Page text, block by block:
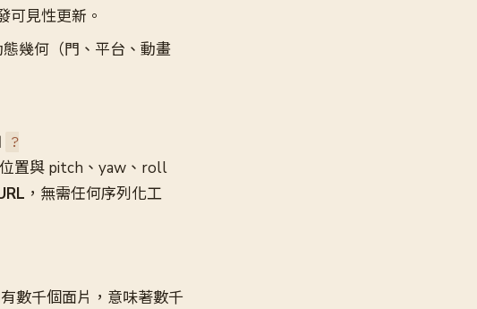
可見性更新。
態幾何（門、平台、動畫
?
置與 pitch、yaw、roll
，無需任何序列化工
數千個面片，意味著數千